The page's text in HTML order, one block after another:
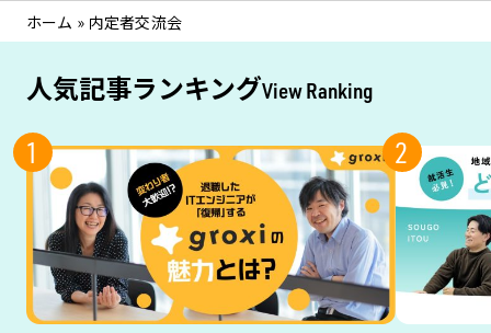
ホーム » 内定者交流会
人気記事ランキングView Ranking
1 2